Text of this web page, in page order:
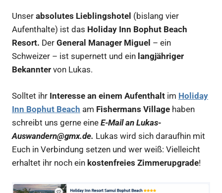
Unser absolutes Lieblingshotel (bislang vier
Aufenthalte) ist das Holiday Inn Bophut Beach
Resort. Der General Manager Miguel – ein
Schweizer – ist supernett und ein langjähriger
Bekannter von Lukas.
Solltet ihr Interesse an einem Aufenthalt im Holiday
Inn Bophut Beach am Fishermans Village haben
schreibt uns gerne eine E-Mail an Lukas-
Auswandern@gmx.de. Lukas wird sich daraufhin mit
Euch in Verbindung setzen und wer weiß: Vielleicht
erhaltet ihr noch ein kostenfreies Zimmerupgrade!